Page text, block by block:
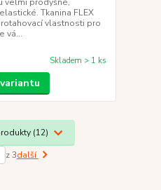
Tkanina FLEX
vlastnosti pro
vá...
Skladem > 1 ks
(12)
z 3další